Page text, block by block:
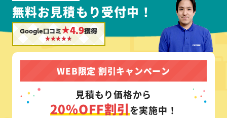
無料お見積もり受付中！
Google口コミ★4.9獲得
WEB限定 割引キャンペーン
見積もり価格から
20%OFF割引を実施中！